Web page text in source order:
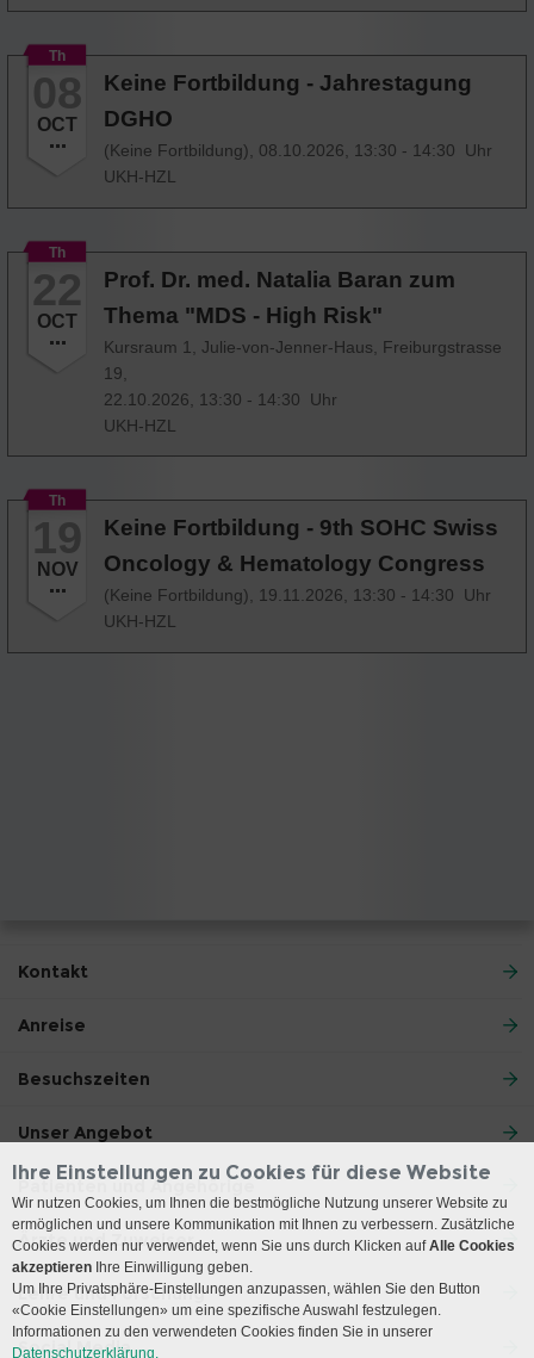
Th
08
OCT
Keine Fortbildung - Jahrestagung
DGHO
(Keine Fortbildung), 08.10.2026, 13:30 - 14:30 Uhr
UKH-HZL
Th
22
OCT
Prof. Dr. med. Natalia Baran zum
Thema "MDS - High Risk"
Kursraum 1, Julie-von-Jenner-Haus, Freiburgstrasse
19,
22.10.2026, 13:30 - 14:30 Uhr
UKH-HZL
Th
19
NOV
Keine Fortbildung - 9th SOHC Swiss
Oncology & Hematology Congress
(Keine Fortbildung), 19.11.2026, 13:30 - 14:30 Uhr
UKH-HZL
Kontakt
Anreise
Besuchszeiten
Unser Angebot
Patienten und Angehörige
Ärzte und Zuweiser
Lehre und Forschung
Social Media
Ihre Einstellungen zu Cookies für diese Website
Wir nutzen Cookies, um Ihnen die bestmögliche Nutzung unserer Website zu
ermöglichen und unsere Kommunikation mit Ihnen zu verbessern. Zusätzliche
Cookies werden nur verwendet, wenn Sie uns durch Klicken aufAlle Cookies
akzeptieren Ihre Einwilligung geben.
Um Ihre Privatsphäre-Einstellungen anzupassen, wählen Sie den Button
«Cookie Einstellungen» um eine spezifische Auswahl festzulegen.
Informationen zu den verwendeten Cookies finden Sie in unserer
Datenschutzerklärung.